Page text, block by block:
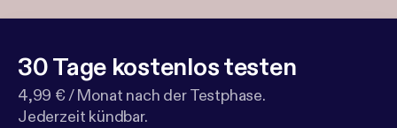
30 Tage kostenlos testen
4,99 € / Monat nach der Testphase.
Jederzeit kündbar.